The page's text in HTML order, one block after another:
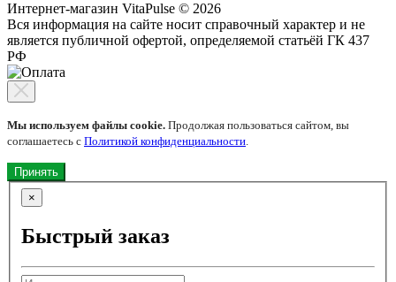
Интернет-магазин VitaPulse © 2026
Вся информация на сайте носит справочный характер и не
является публичной офертой, определяемой статьёй ГК 437
РФ
Мы используем файлы cookie. Продолжая пользоваться сайтом, вы
соглашаетесь с Политикой конфиденциальности.
Принять
×
Быстрый заказ